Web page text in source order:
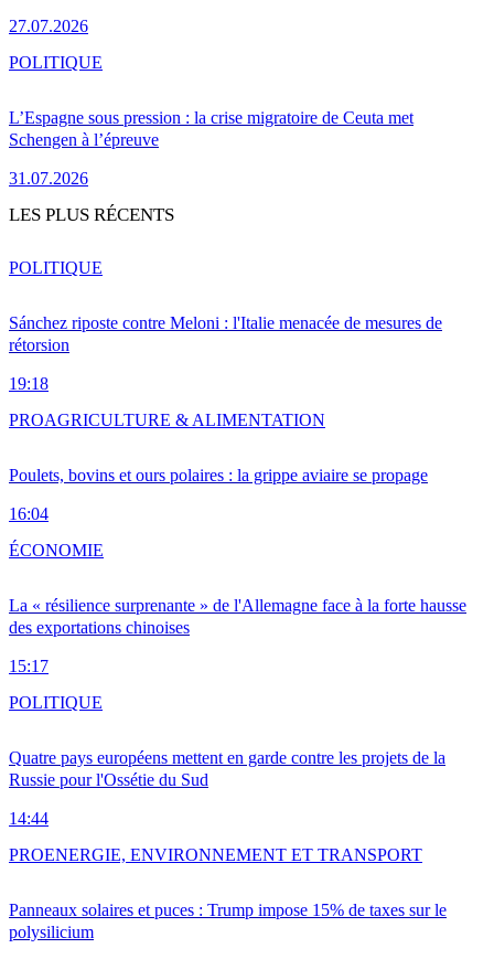
27.07.2026
L’Espagne sous pression : la crise migratoire de Ceuta met
Schengen à l’épreuve
31.07.2026
POLITIQUE
LES PLUS RÉCENTS
Sánchez riposte contre Meloni : l'Italie menacée de mesures de
rétorsion
19:18
POLITIQUE
Poulets, bovins et ours polaires : la grippe aviaire se propage
16:04
PROAGRICULTURE & ALIMENTATION
La « résilience surprenante » de l'Allemagne face à la forte hausse
des exportations chinoises
15:17
ÉCONOMIE
Quatre pays européens mettent en garde contre les projets de la
Russie pour l'Ossétie du Sud
14:44
POLITIQUE
Panneaux solaires et puces : Trump impose 15% de taxes sur le
polysilicium
PROENERGIE, ENVIRONNEMENT ET TRANSPORT